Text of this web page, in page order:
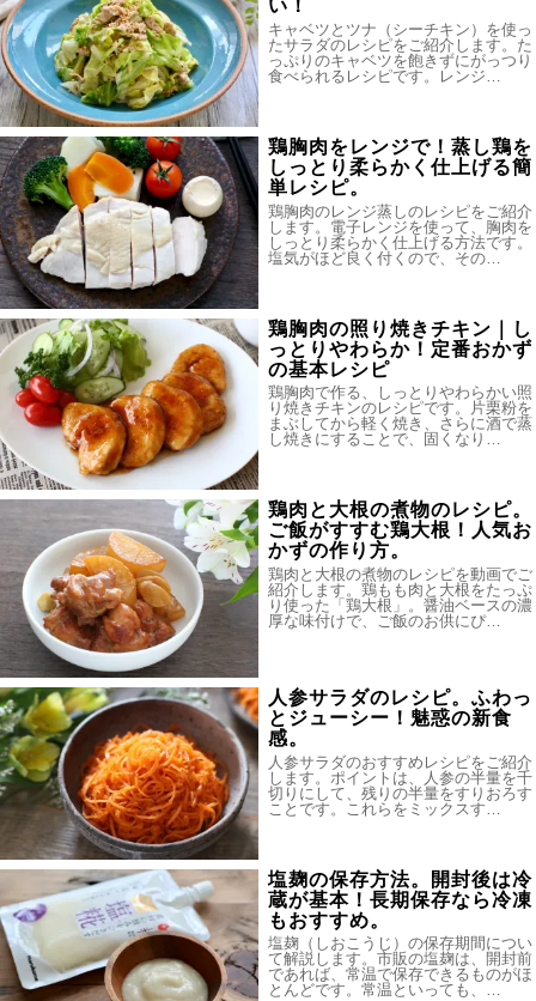
い！
キャベツとツナ（シーチキン）を使っ
たサラダのレシピをご紹介します。た
っぷりのキャベツを飽きずにがっつり
食べられるレシピです。レンジ…
鶏胸肉をレンジで！蒸し鶏を
しっとり柔らかく仕上げる簡
単レシピ。
鶏胸肉のレンジ蒸しのレシピをご紹介
します。電子レンジを使って、胸肉を
しっとり柔らかく仕上げる方法です。
塩気がほど良く付くので、その…
鶏胸肉の照り焼きチキン｜し
っとりやわらか！定番おかず
の基本レシピ
鶏胸肉で作る、しっとりやわらかい照
り焼きチキンのレシピです。片栗粉を
まぶしてから軽く焼き、さらに酒で蒸
し焼きにすることで、固くなり…
鶏肉と大根の煮物のレシピ。
ご飯がすすむ鶏大根！人気お
かずの作り方。
鶏肉と大根の煮物のレシピを動画でご
紹介します。鶏もも肉と大根をたっぷ
り使った「鶏大根」。醤油ベースの濃
厚な味付けで、ご飯のお供にぴ…
人参サラダのレシピ。ふわっ
とジューシー！魅惑の新食
感。
人参サラダのおすすめレシピをご紹介
します。ポイントは、人参の半量を千
切りにして、残りの半量をすりおろす
ことです。これらをミックスす…
塩麹の保存方法。開封後は冷
蔵が基本！長期保存なら冷凍
もおすすめ。
塩麹（しおこうじ）の保存期間につい
て解説します。市販の塩麹は、開封前
であれば、常温で保存できるものがほ
とんどです。常温といっても、…